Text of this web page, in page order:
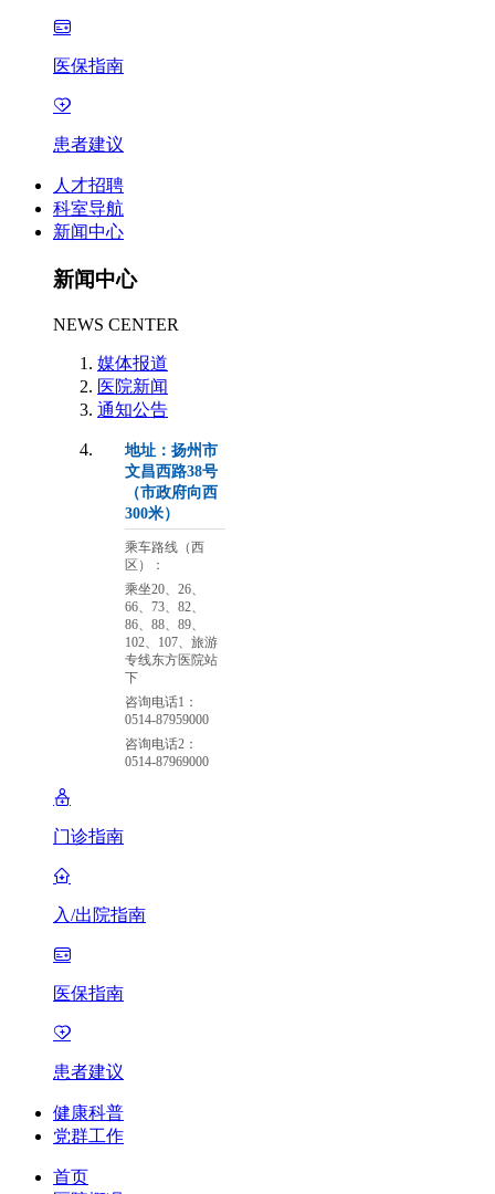
医保指南
患者建议
人才招聘
科室导航
新闻中心
新闻中心
NEWS CENTER
媒体报道
医院新闻
通知公告
地址：扬州市
文昌西路38号
（市政府向西
300米）
乘车路线（西
区）：
乘坐20、26、
66、73、82、
86、88、89、
102、107、旅游
专线东方医院站
下
咨询电话1：
0514-87959000
咨询电话2：
0514-87969000
门诊指南
入/出院指南
医保指南
患者建议
健康科普
党群工作
首页